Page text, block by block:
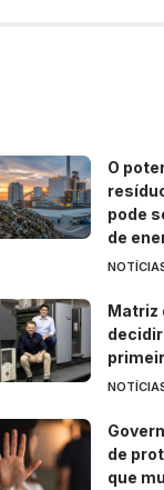
O
pode
de
Matriz
de
que